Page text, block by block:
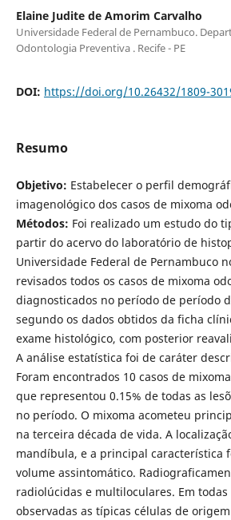
Elaine Judite de Amorim Carvalho
Universidade Federal de Pernambuco.
Odontologia Preventiva . Recife - PE
DOI: https://doi.org/10.26432/1809-
Resumo
Objetivo: Estabelecer o perfil
imagenológico dos casos de mixoma
Métodos: Foi realizado um estudo do
partir do acervo do laboratório de
Universidade Federal de Pernambuco
revisados todos os casos de mixoma
diagnosticados no perí­odo de perí­odo
segundo os dados obtidos da ficha
exame histológico, com posterior
A análise estatí­stica foi de caráter
Foram encontrados 10 casos de
que representou 0.15% de todas as
no perí­odo. O mixoma acometeu
na terceira década de vida. A
mandí­bula, e a principal caracterí­stica
volume assintomático.
radiolúcidas e multiloculares. Em todas
observadas as tí­picas células de